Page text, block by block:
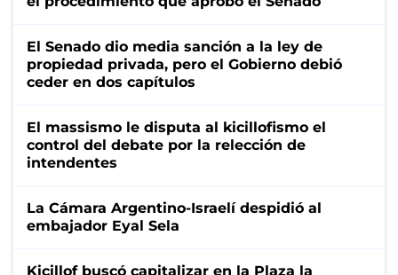
El Senado dio media sanción a la ley de
propiedad privada, pero el Gobierno debió
ceder en dos capítulos
El massismo le disputa al kicillofismo el
control del debate por la relección de
intendentes
La Cámara Argentino-Israelí despidió al
embajador Eyal Sela
Kicillof buscó capitalizar en la Plaza la